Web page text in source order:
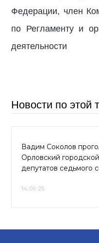
Федерации, член
по Регламенту и
деятельности
Новости по этой
Вадим Соколов
Орловский
депутатов седьмого
14.09.25